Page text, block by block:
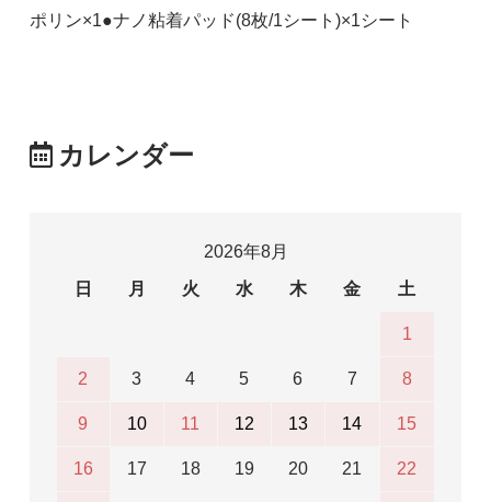
ポリン×1●ナノ粘着パッド(8枚/1シート)×1シート
カレンダー
2026年8月
日
月 火 水 木 金 土
1
2 3 4 5 6 7 8
9 10 11 12 13 14 15
16 17 18 19 20 21 22